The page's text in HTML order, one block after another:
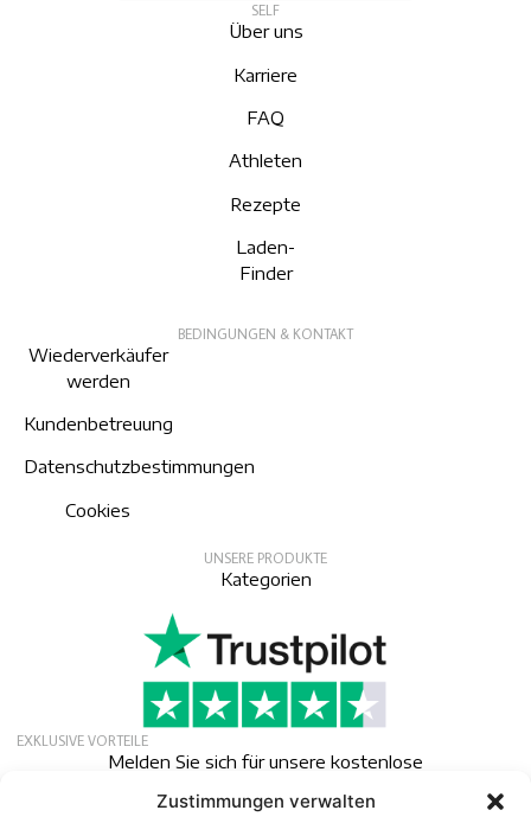
Zustimmungen verwalten
SELF
Über uns
Karriere
FAQ
Athleten
Rezepte
Laden-
Finder
BEDINGUNGEN & KONTAKT
Wiederverkäufer
werden
Kundenbetreuung
Datenschutzbestimmungen
Cookies
UNSERE PRODUKTE
Kategorien
EXKLUSIVE VORTEILE
Melden Sie sich für unsere kostenlose
Neuigkeiten und Veranstaltungen zu erhalten.